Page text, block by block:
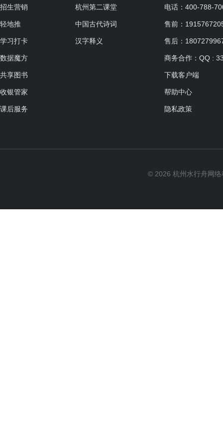
招生营销
轻地推
学习打卡
数据魔方
共享图书
收银管家
课后服务
杭州第二课堂
中国古代诗词
汉字释义
电话：400-788-
售前：
售后：
商务合作：QQ :
下载客户端
帮助中心
隐私政策
© 2026 杭州水行舟网